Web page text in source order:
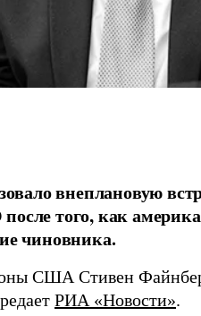
внеплановую
того, как
чиновника.
США Стивен
РИА «Новости».